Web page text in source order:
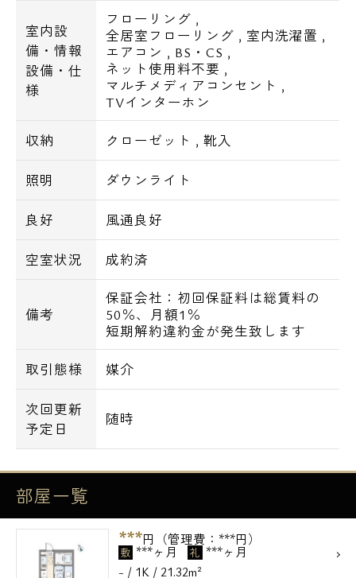
室内設
備・情報
設備・仕
様
フローリング ,
全居室フローリング , 室内洗濯置 ,
エアコン , BS・CS ,
ネット使用料不要 ,
マルチメディアコンセント ,
TVインターホン
収納 クローゼット , 靴入
照明 ダウンライト
良好 風通良好
空室状況 成約済
備考
保証会社：初回保証料は総賃料の
50％、月額1％
短期解約違約金が発生致します
取引態様 媒介
次回更新
予定日
随時
部屋一覧
***円（管理費：***円）
敷 ***ヶ月 礼 ***ヶ月
- / 1K / 21.32m²
電話でお問い合わせ
0120-500-529
営業時間 10：00～18：00